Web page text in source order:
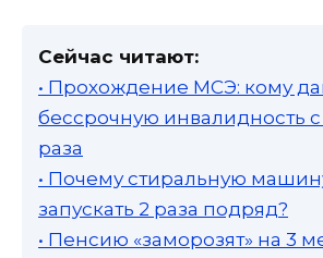
Сейчас читают:
• Прохождение МСЭ: кому
бессрочную инвалидность
раза
• Почему стиральную
запускать 2 раза подряд?
• Пенсию «заморозят» на 3